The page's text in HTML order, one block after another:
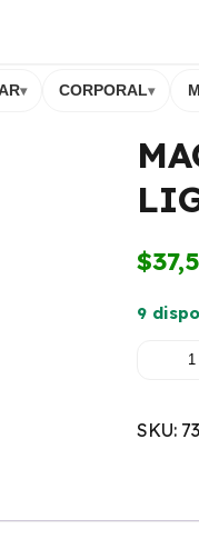
▾ CORPORAL▾
$
9
SKU: